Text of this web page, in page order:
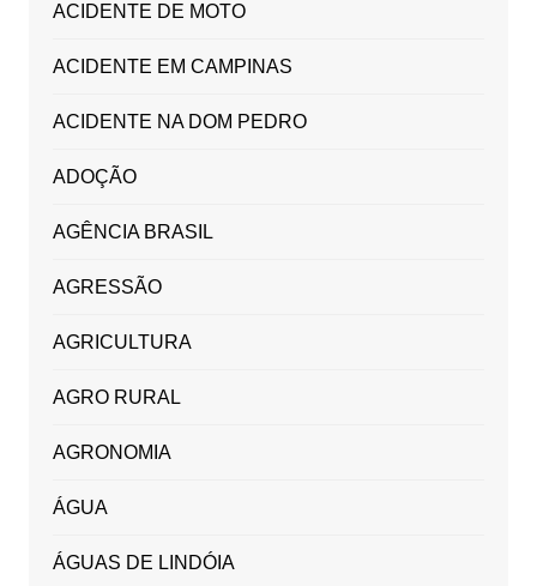
ACIDENTE DE MOTO
ACIDENTE EM CAMPINAS
ACIDENTE NA DOM PEDRO
ADOÇÃO
AGÊNCIA BRASIL
AGRESSÃO
AGRICULTURA
AGRO RURAL
AGRONOMIA
ÁGUA
ÁGUAS DE LINDÓIA